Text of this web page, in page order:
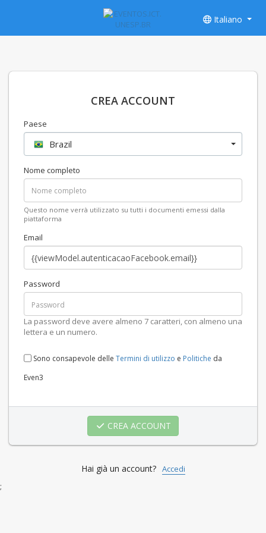
Italiano
CREA ACCOUNT
Paese
Brazil
Nome completo
Questo nome verrà utilizzato su tutti i documenti emessi dalla
piattaforma
Email
Password
La password deve avere almeno 7 caratteri, con almeno una
lettera e un numero.
Sono consapevole delle Termini di utilizzo e Politiche da
Even3
CREA ACCOUNT
Hai già un account? Accedi
;